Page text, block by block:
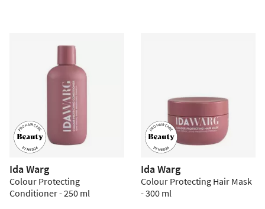
Ida Warg
Colour Protecting
Conditioner - 250 ml
Ida Warg
Colour Protecting Hair Mask
- 300 ml